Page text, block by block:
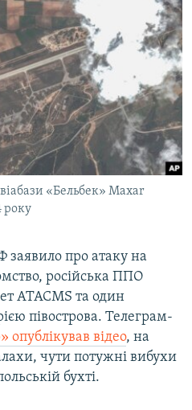
«Бельбек» Maxar
року
заявило про атаку на
російська ППО
ATACMS та один
півострова. Телеграм-
відео, на
чути потужні вибухи
бухті.